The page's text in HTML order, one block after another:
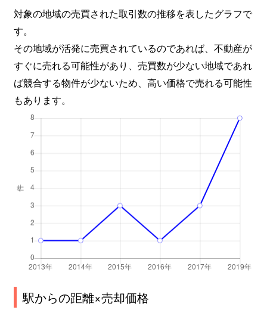
対象の地域の売買された取引数の推移を表したグラフで
す。
その地域が活発に売買されているのであれば、不動産が
すぐに売れる可能性があり、売買数が少ない地域であれ
ば競合する物件が少ないため、高い価格で売れる可能性
もあります。
駅からの距離×売却価格